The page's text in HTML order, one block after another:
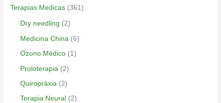
Terapias Medicas (361)
Dry needling (2)
Medicina China (6)
Ozono Médico (1)
Proloterapia (2)
Quiropráxia (2)
Terapia Neural (2)